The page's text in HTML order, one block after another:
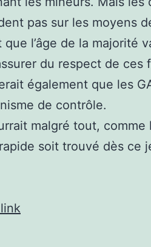
pas sur les moyens
que l’âge de la majorité
du respect de
également que les
de contrôle.
malgré tout, comme
soit trouvé dès ce